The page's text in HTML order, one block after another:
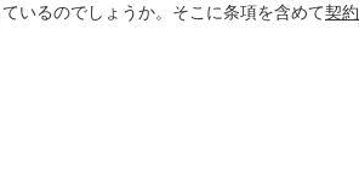
いるのでしょうか。そこに条項を含めて契約